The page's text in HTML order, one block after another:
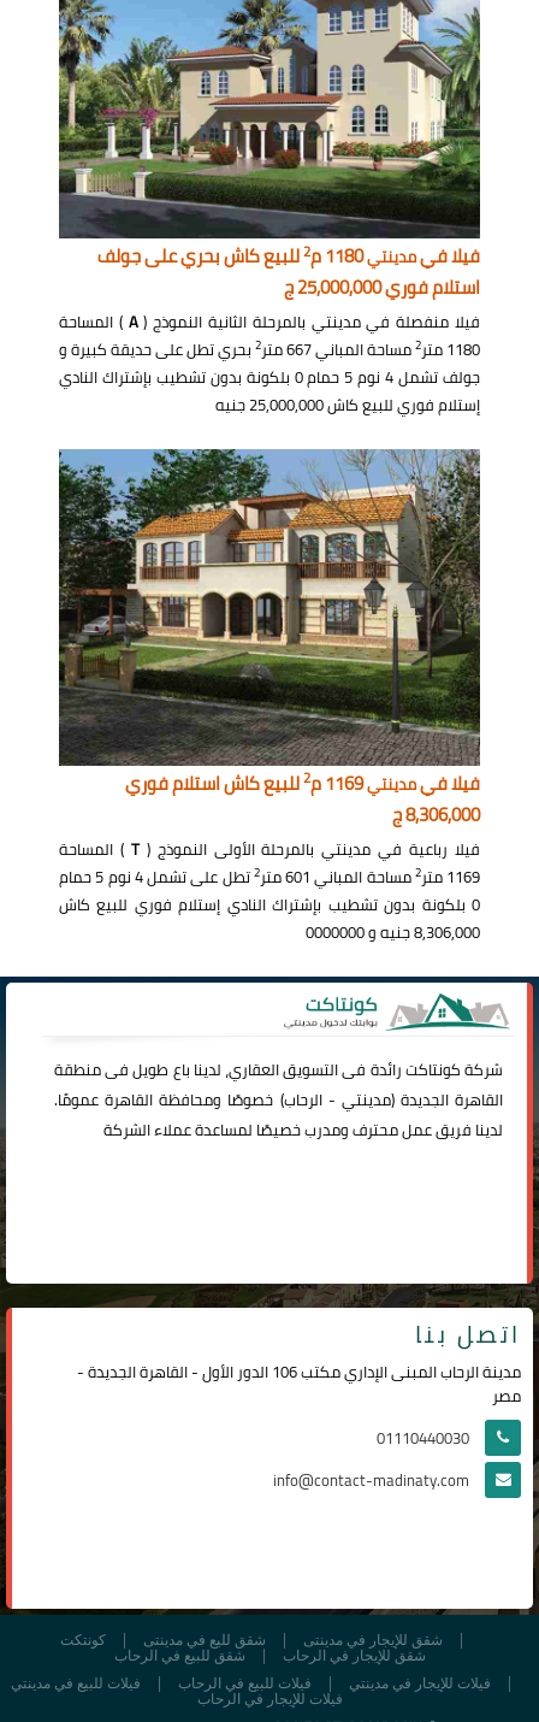
فيلا فيمدينتي1180 م 2للبيع كاش بحري على جولف
استلام فوري 25,000,000 ج
فيلا منفصلة في مدينتي بالمرحلة الثانية النموذج (A ) المساحة
1180 متر
2مساحة المباني 667 متر 2 بحري تطل على حديقة كبيرة و
جولف تشمل 4 نوم 5 حمام 0 بلكونة بدون تشطيب بإشتراك النادي
إستلام فوري للبيع كاش 25,000,000 جنيه
فيلا فيمدينتي1169 م 2للبيع كاش استلام فوري
8,306,000 ج
فيلا رباعية في مدينتي بالمرحلة الأولى النموذج (T ) المساحة
1169 متر
2مساحة المباني 601 متر 2
تطل على تشمل 4 نوم 5 حمام
0 بلكونة بدون تشطيب بإشتراك النادي إستلام فوري للبيع كاش
8,306,000 جنيه و 0000000
شركةكونتاكترائدة فى التسويق العقاري، لدينا باع طويل فى منطقة
القاهرة الجديدة (مدينتي -الرحاب) خصوصًا ومحافظة القاهرة عمومًا.
لدينا فريق عمل محترف ومدرب خصيصًا لمساعدة عملاء الشركة
اتصل بنا
مدينة الرحاب المبنى الإداري مكتب 106 الدور الأول - القاهرة الجديدة -
مصر
01110440030
info@contact-madinaty.com
كونتكت شقق لليع في مدينتى
شقق للإيجار في مدينتى
شقق للبيع في الرحاب
شقق للإيجار في الرحاب
فيلات للبيع في مدينتي
فيلات للبيع في الرحاب
فيلات للإيجار في مدينتي
فيلات للإيجار في الرحاب